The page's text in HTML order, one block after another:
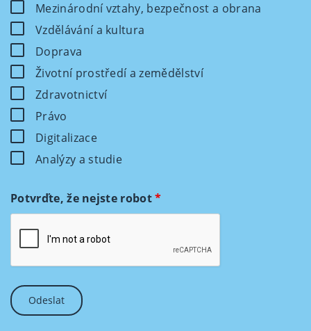
Mezinárodní vztahy, bezpečnost a obrana
Vzdělávání a kultura
Doprava
Životní prostředí a zemědělství
Zdravotnictví
Právo
Digitalizace
Analýzy a studie
Potvrďte, že nejste robot*